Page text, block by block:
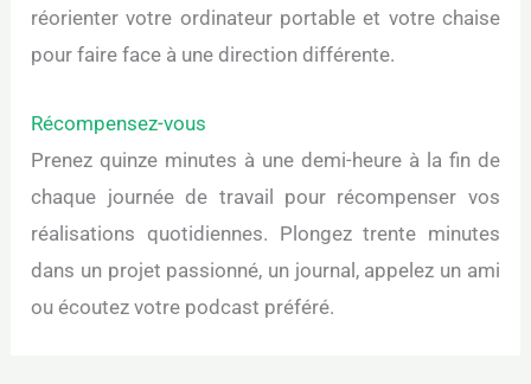
réorienter votre ordinateur portable et votre chaise
pour faire face à une direction différente.
Récompensez-vous
Prenez quinze minutes à une demi-heure à la fin de
chaque journée de travail pour récompenser vos
réalisations quotidiennes. Plongez trente minutes
dans un projet passionné, un journal, appelez un ami
ou écoutez votre podcast préféré.